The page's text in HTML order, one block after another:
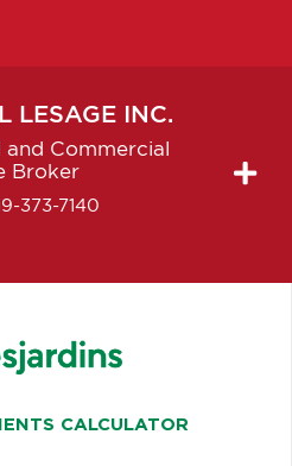
LESAGE INC.
and Commercial
Broker
373-7140
CALCULATOR